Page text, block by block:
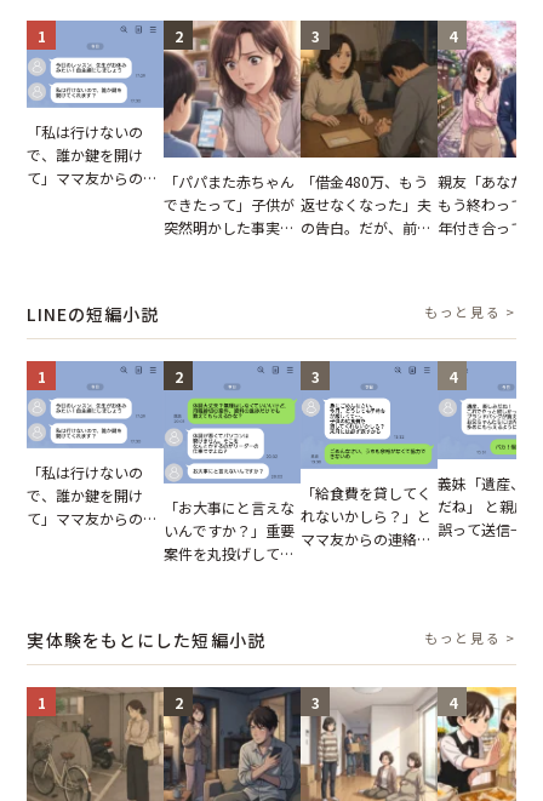
1
「私は行けないの
で、誰か鍵を開け
て」ママ友からの
2
「パパまた赤ちゃん
できたって」子供が
突然明かした事実。
3
「借金480万、もう
返せなくなった」夫
の告白。だが、前日
4
親友「あなた
もう終わって
年付き合って
LINEの短編小説 もっと見る >
1
「私は行けないの
で、誰か鍵を開け
て」ママ友からの
2
「お大事にと言えな
いんですか？」重要
案件を丸投げして休
3
「給食費を貸してく
れないかしら？」と
ママ友からの連絡。
4
義妹「遺産、
だね」 と親戚
誤って送信→夫
実体験をもとにした短編小説 もっと見る >
1 2 3 4